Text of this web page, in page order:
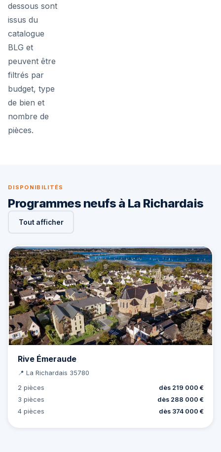
dessous sont
issus du
catalogue
BLG et
peuvent être
filtrés par
budget, type
de bien et
nombre de
pièces.
DISPONIBILITÉS
Programmes neufs à La Richardais
Tout afficher
Rive Émeraude
📍 La Richardais 35780
2 pièces
dès 219 000 €
3 pièces
dès 288 000 €
4 pièces
dès 374 000 €